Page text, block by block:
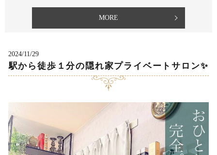
MORE
2024/11/29
駅から徒歩１分の隠れ家プライベートサロン✨